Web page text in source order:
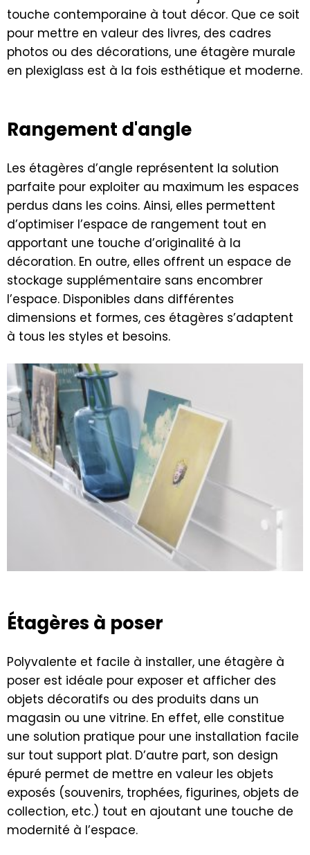
touche contemporaine à tout décor. Que ce soit
pour mettre en valeur des livres, des cadres
photos ou des décorations, une étagère murale
en plexiglass est à la fois esthétique et moderne.
Rangement d'angle
Les étagères d’angle représentent la solution
parfaite pour exploiter au maximum les espaces
perdus dans les coins. Ainsi, elles permettent
d’optimiser l’espace de rangement tout en
apportant une touche d’originalité à la
décoration. En outre, elles offrent un espace de
stockage supplémentaire sans encombrer
l’espace. Disponibles dans différentes
dimensions et formes, ces étagères s’adaptent
à tous les styles et besoins.
Étagères à poser
Polyvalente et facile à installer, une étagère à
poser est idéale pour exposer et afficher des
objets décoratifs ou des produits dans un
magasin ou une vitrine. En effet, elle constitue
une solution pratique pour une installation facile
sur tout support plat. D’autre part, son design
épuré permet de mettre en valeur les objets
exposés (souvenirs, trophées, figurines, objets de
collection, etc.) tout en ajoutant une touche de
modernité à l’espace.